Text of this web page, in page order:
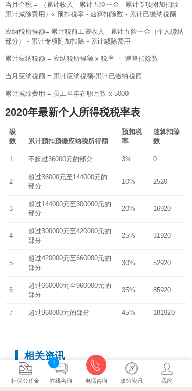
当月个税 = （累计收入 - 累计五险一金 - 累计专项附加扣除 -
累计减除费用）x 预扣税率 - 速算扣除数 - 累计已缴纳税额
应纳税所得额= 累计税前工资收入 - 累计五险一金（个人缴纳
部分） - 累计专项附加扣除 - 累计减除费用
累计应纳税额 = 应纳税所得额 x 税率 － 速算扣除数
当月应纳税额 = 累计应纳税额-累计已缴纳税额
累计减除费用 = 员工当年在职月数 x 5000
2020年最新个人所得税税率表
级
数
累计预扣预缴应纳税所得额
预扣税
率
速算扣除
数
1 不超过36000元的部分 3% 0
2
超过36000元至144000元的
部分
10% 2520
3
超过144000元至300000元的
部分
20% 16920
4
超过300000元至420000元的
部分
25% 31920
5
超过420000元至660000元的
部分
30% 52920
6
超过660000元至960000元的
部分
35% 85920
7 超过960000元的部分 45% 181920
相关资讯
嘉兴市社保局电话、地址、上班时间
2017-07-18
社保公积金
1
在线咨询 电话咨询 政策资讯 我的